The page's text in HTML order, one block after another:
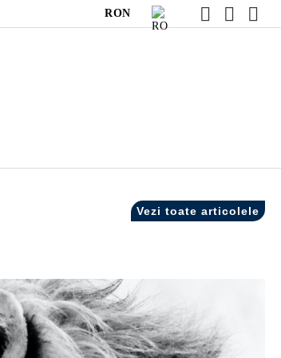
RON
Vezi toate articolele